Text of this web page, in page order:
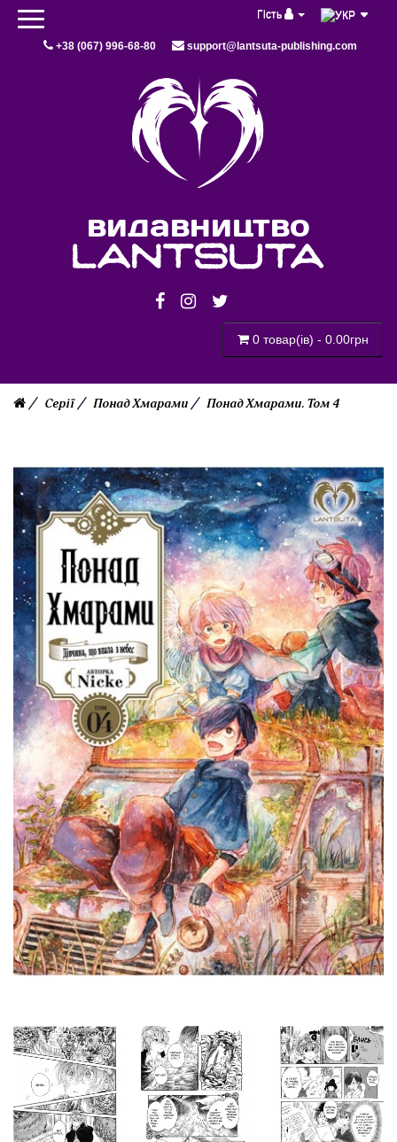
Гість
+38 (067) 996-68-80 support@lantsuta-publishing.com
видавництво
lantsuta
0 товар(ів) - 0.00грн
Серії Понад Хмарами Понад Хмарами. Том 4